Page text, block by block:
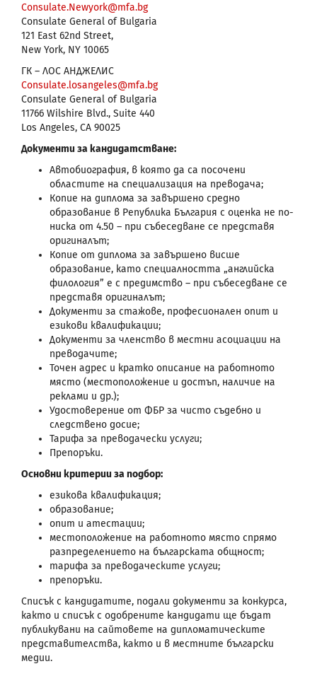
Consulate.Newyork@mfa.bg
Consulate General of Bulgaria
121 East 62nd Street,
New York, NY 10065
ГК – ЛОС АНДЖЕЛИС
Consulate.losangeles@mfa.bg
Consulate General of Bulgaria
11766 Wilshire Blvd., Suite 440
Los Angeles, CA 90025
Документи за кандидатстване:
Автобиография, в която да са посочени
областите на специализация на преводача;
Копие на диплома за завършено средно
образование в Република България с оценка не по-
ниска от 4.50 – при събеседване се представя
оригиналът;
Копие от диплома за завършено висше
образование, като специалността „английска
филология” е с предимство – при събеседване се
представя оригиналът;
Документи за стажове, професионален опит и
езикови квалификации;
Документи за членство в местни асоциации на
преводачите;
Точен адрес и кратко описание на работното
място (местоположение и достъп, наличие на
реклами и др.);
Удостоверение от ФБР за чисто съдебно и
следствено досие;
Тарифа за преводачески услуги;
Препоръки.
Основни критерии за подбор:
езикова квалификация;
образование;
опит и атестации;
местоположение на работното място спрямо
разпределението на българската общност;
тарифа за преводаческите услуги;
препоръки.
Списък с кандидатите, подали документи за конкурса,
както и списък с одобрените кандидати ще бъдат
публикувани на сайтовете на дипломатическите
представителства, както и в местните български
медии.